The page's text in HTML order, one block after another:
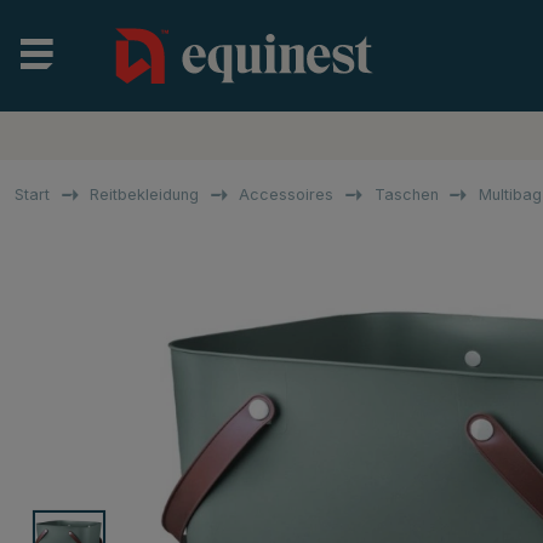
Start Reitbekleidung Accessoires Taschen